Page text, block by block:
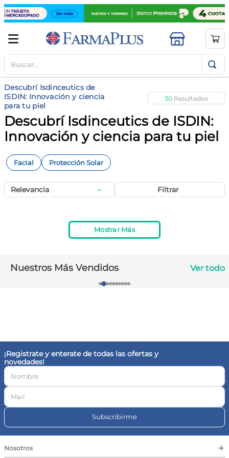
Buscar...
Descubrí Isdinceutics de
ISDIN: Innovación y ciencia
para tu piel
30
Descubrí Isdinceutics de ISDIN:
Innovación y ciencia para tu piel
Facial Protección Solar
Filtrar
Relevancia
Mostrar Más
Nuestros Más Vendidos Ver todo
¡Registrate y enterate de todas las ofertas y
novedades!
Subscribirme
Nosotros
+
TÉRMINOS MÁS BUSCADOS
1.
mela b3
2.
cerave limpieza
3
creatina
4.
loreal
6 .
proteina
7.
ibuprofeno